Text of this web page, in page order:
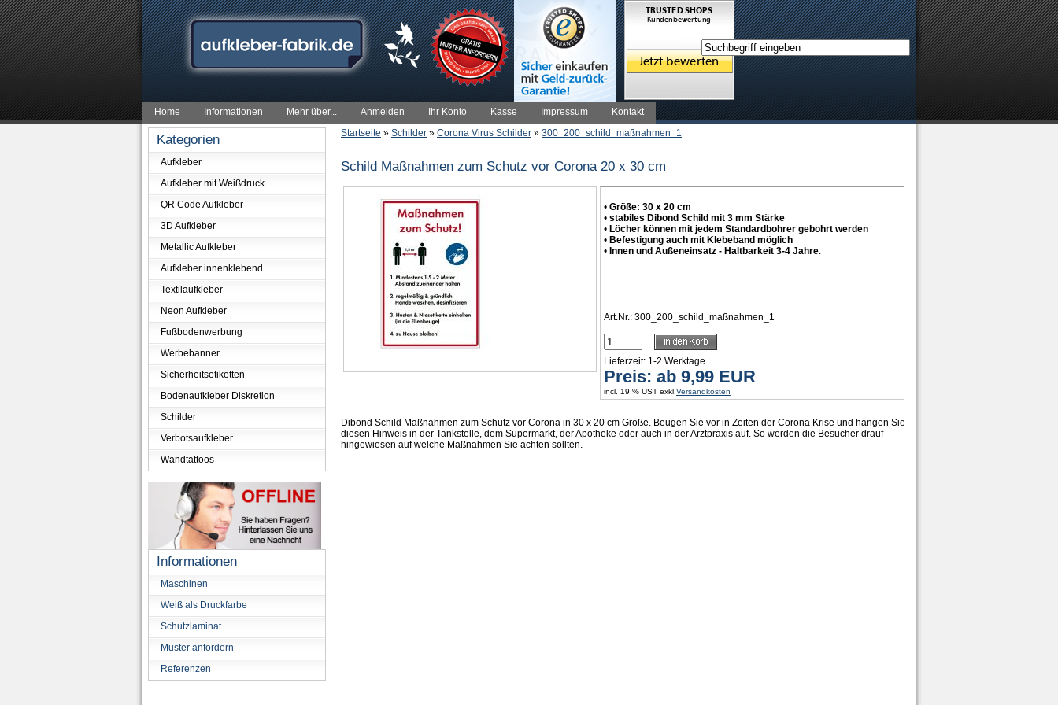
Startseite » Schilder » Corona Virus Schilder » 300_200_schild_maßnahmen_1
Schild Maßnahmen zum Schutz vor Corona 20 x 30 cm
• Größe: 30 x 20 cm
• stabiles Dibond Schild mit 3 mm Stärke
• Löcher können mit jedem Standardbohrer gebohrt werden
• Befestigung auch mit Klebeband möglich
• Innen und Außeneinsatz - Haltbarkeit 3-4 Jahre
Art.Nr.: 300_200_schild_maßnahmen_1
Lieferzeit: 1-2 Werktage
Preis: ab 9,99 EUR
incl. 19 % UST exkl. Versandkosten
Dibond Schild Maßnahmen zum Schutz vor Corona in 30 x 20 cm Größe. Beugen Sie vor in Zeiten der Corona Krise und hängen Sie
diesen Hinweis in der Tankstelle, dem Supermarkt, der Apotheke oder auch in der Arztpraxis auf. So werden die Besucher drauf
hingewiesen auf welche Maßnahmen Sie achten sollten.
Kategorien
Aufkleber
Aufkleber mit Weißdruck
QR Code Aufkleber
3D Aufkleber
Metallic Aufkleber
Aufkleber innenklebend
Textilaufkleber
Neon Aufkleber
Fußbodenwerbung
Werbebanner
Sicherheitsetiketten
Bodenaufkleber Diskretion
Schilder
Verbotsaufkleber
Wandtattoos
Informationen
Maschinen
Weiß als Druckfarbe
Schutzlaminat
Muster anfordern
Referenzen
Home Informationen Mehr über... Anmelden Ihr Konto Kasse Impressum Kontakt